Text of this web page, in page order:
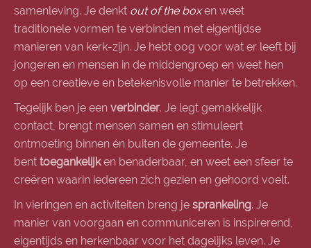
samenleving. Je denkt out of the boxen weet
traditionele vormen te verbinden met eigentijdse
manieren van kerk-zijn. Je hebt oog voor wat er leeft bij
jongeren en mensen in de middengroep en weet hen
op een creatieve en betekenisvolle manier te betrekken.
Tegelijk ben je een verbinder. Je legt gemakkelijk
contact, brengt mensen samen en stimuleert
ontmoeting binnen én buiten de gemeente. Je
bent toegankelijken benaderbaar, en weet een sfeer te
creëren waarin iedereen zich gezien en gehoord voelt.
In vieringen en activiteiten breng je sprankeling. Je
manier van voorgaan en communiceren is inspirerend,
eigentijds en herkenbaar voor het dagelijks leven. Je